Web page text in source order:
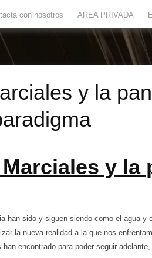
con nosotros AREA PRIVADA
y la
y la
han sido y siguen siendo como el agua y
la nueva realidad a la que nos
encontrado para poder seguir